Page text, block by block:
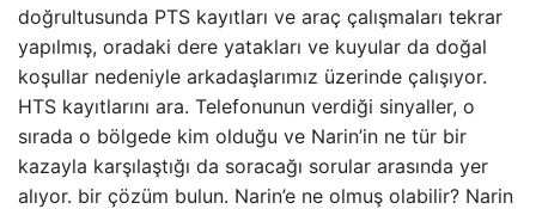
doğrultusunda PTS kayıtları ve araç çalışmaları tekrar
yapılmış, oradaki dere yatakları ve kuyular da doğal
koşullar nedeniyle arkadaşlarımız üzerinde çalışıyor.
HTS kayıtlarını ara. Telefonunun verdiği sinyaller, o
sırada o bölgede kim olduğu ve Narin’in ne tür bir
kazayla karşılaştığı da soracağı sorular arasında yer
alıyor. bir çözüm bulun. Narin’e ne olmuş olabilir? Narin